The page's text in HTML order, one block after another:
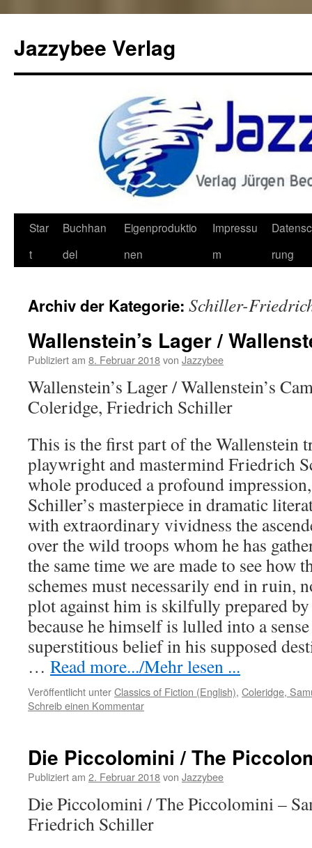
Jazzybee Verlag
Zum
Inhalt
Star
t
Buchhan
del
Eigenproduktio
nen
Impressu
m
rung
Archiv der Kategorie: Schiller-
Wallenstein’s Lager /
Publiziert am 8. Februar 2018von Jazzybee
Wallenstein’s Lager / Wallenstein’s
Coleridge, Friedrich Schiller
This is the first part of the Wallenstein
playwright and mastermind Friedrich
whole produced a profound
Schiller’s masterpiece in dramatic
with extraordinary vividness the
over the wild troops whom he has
the same time we are made to see how
schemes must necessarily end in ruin,
plot against him is skilfully prepared
because he himself is lulled into a
superstitious belief in his supposed
… Read more.../Mehr lesen ...
Veröffentlicht unterClassics of Fiction (English), Coleridge,
Schreib einen Kommentar
Die Piccolomini / The
Publiziert am 2. Februar 2018von Jazzybee
Die Piccolomini / The Piccolomini –
Friedrich Schiller